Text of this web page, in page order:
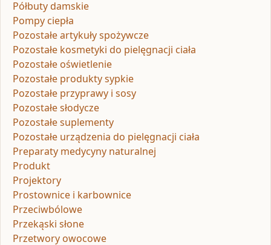
Półbuty damskie
Pompy ciepła
Pozostałe artykuły spożywcze
Pozostałe kosmetyki do pielęgnacji ciała
Pozostałe oświetlenie
Pozostałe produkty sypkie
Pozostałe przyprawy i sosy
Pozostałe słodycze
Pozostałe suplementy
Pozostałe urządzenia do pielęgnacji ciała
Preparaty medycyny naturalnej
Produkt
Projektory
Prostownice i karbownice
Przeciwbólowe
Przekąski słone
Przetwory owocowe